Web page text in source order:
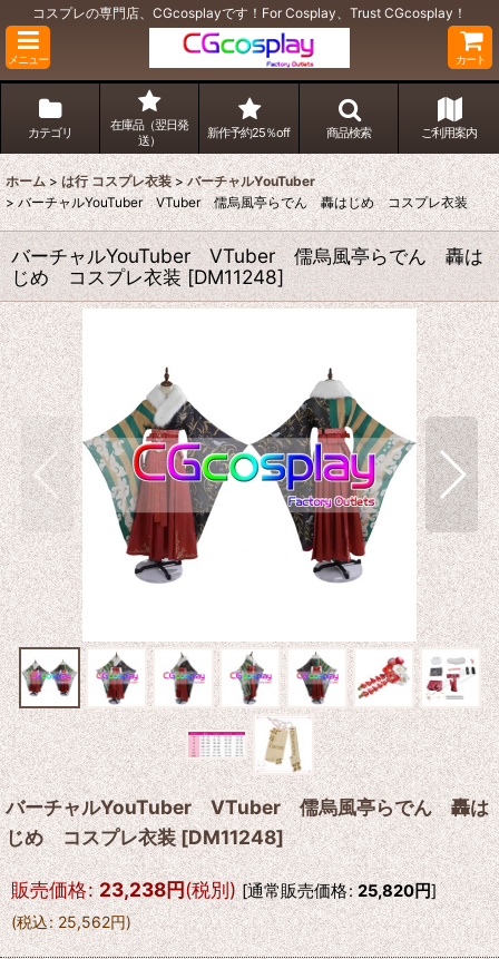
コスプレの専門店、CGcosplayです！For Cosplay、Trust CGcosplay！
メニュー カート
カテゴリ
在庫品（翌日発
送）
新作予約25％off 商品検索 ご利用案内
ホーム > は行 コスプレ衣装 > バーチャルYouTuber
> バーチャルYouTuber VTuber 儒烏風亭らでん 轟はじめ コスプレ衣装
バーチャルYouTuber VTuber 儒烏風亭らでん 轟は
じめ コスプレ衣装 [DM11248]
バーチャルYouTuber VTuber 儒烏風亭らでん 轟は
じめ コスプレ衣装[DM11248]
販売価格: 23,238円(税別) [通常販売価格: 25,820円]
(税込: 25,562円)